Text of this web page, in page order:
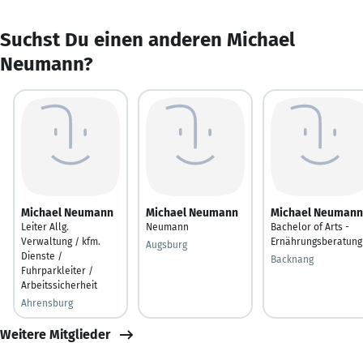
Suchst Du einen anderen Michael
Neumann?
Michael Neumann
Leiter Allg.
Verwaltung / kfm.
Dienste /
Fuhrparkleiter /
Arbeitssicherheit
Ahrensburg
Michael Neumann
Neumann
Augsburg
Michael Neumann
Bachelor of Arts -
Ernährungsberatung
Backnang
Weitere Mitglieder